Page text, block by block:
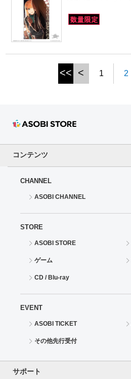
<< < 1 2
コンテンツ
CHANNEL
ASOBI CHANNEL
STORE
ASOBI STORE
ゲーム
CD / Blu-ray
EVENT
ASOBI TICKET
その他先行受付
サポート